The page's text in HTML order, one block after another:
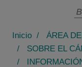
Inicio / ÁREA
/ SOBRE EL
/